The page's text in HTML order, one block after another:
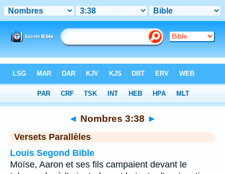
Chapitre 3 > Verset 38
◄ Nombres 3:38 ►
Versets Parallèles
Louis Segond Bible
Moïse, Aaron et ses fils campaient devant le